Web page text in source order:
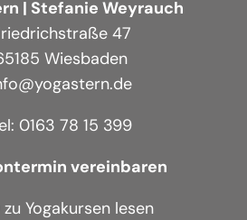
| Stefanie Weyrauch
47
Wiesbaden
0163 78 15 399
vereinbaren
zu Yogakursen lesen